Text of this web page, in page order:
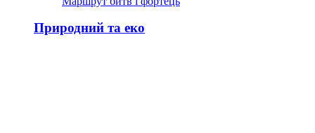
Природний та еко